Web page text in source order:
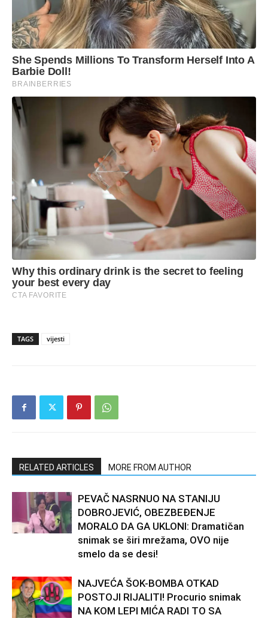
TAGS vijesti
RELATED ARTICLES MORE FROM AUTHOR
PEVAČ NASRNUO NA STANIJU
DOBROJEVIĆ, OBEZBEĐENJE
MORALO DA GA UKLONI: Dramatičan
snimak se širi mrežama, OVO nije
smelo da se desi!
NAJVEĆA ŠOK-BOMBA OTKAD
POSTOJI RIJALITI! Procurio snimak
NA KOM LEPI MIĆA RADI TO SA